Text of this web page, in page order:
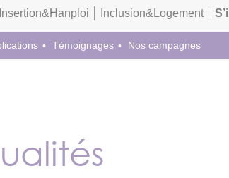
Insertion&Hanploi Inclusion&Logement
Témoignages Nos campagnes